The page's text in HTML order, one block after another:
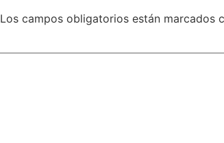
Los campos obligatorios están marcados